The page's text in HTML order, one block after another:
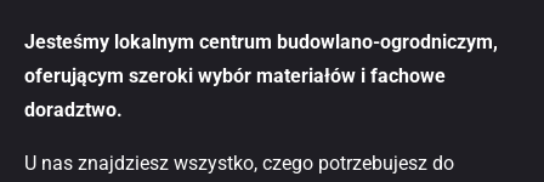
Jesteśmy lokalnym centrum budowlano-ogrodniczym,
oferującym szeroki wybór materiałów i fachowe
doradztwo.
U nas znajdziesz wszystko, czego potrzebujesz do